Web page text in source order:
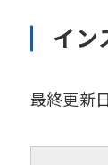
イン
最終更新